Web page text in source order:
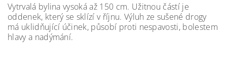
Vytrvalá bylina vysoká až 150 cm. Užitnou částí je
oddenek, který se sklízí v říjnu. Výluh ze sušené drogy
má uklidňující účinek, působí proti nespavosti, bolestem
hlavy a nadýmání.